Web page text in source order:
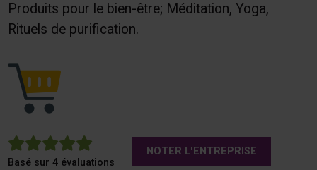
Produits pour le bien-être; Méditation, Yoga,
Rituels de purification.
5
Basé sur 4 évaluations
NOTER L'ENTREPRISE